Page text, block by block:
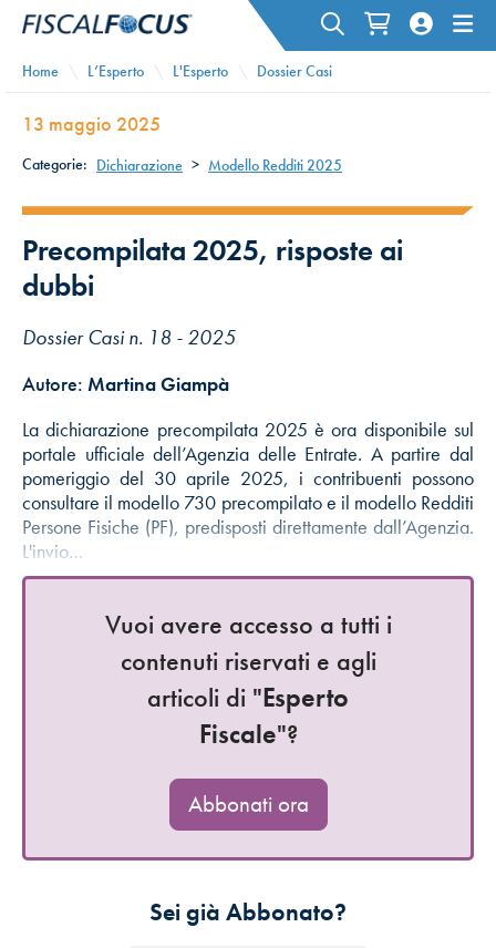
Home L’Esperto L'Esperto Dossier Casi
13 maggio 2025
Categorie: Dichiarazione > Modello Redditi 2025
Precompilata 2025, risposte ai
dubbi
Dossier Casi n. 18 - 2025
Autore: Martina Giampà
La dichiarazione precompilata 2025 è ora disponibile sul
portale ufficiale dell’Agenzia delle Entrate. A partire dal
pomeriggio del 30 aprile 2025, i contribuenti possono
consultare il modello 730 precompilato e il modello Redditi
Persone Fisiche (PF), predisposti direttamente dall’Agenzia.
L'invio…
Vuoi avere accesso a tutti i
contenuti riservati e agli
articoli di "Esperto
Fiscale"?
Abbonati ora
Sei già Abbonato?